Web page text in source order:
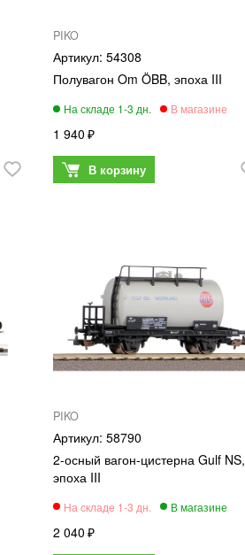
PIKO
54308
Полувагон Om ÖBB, эпоха III
1 940
PIKO
58790
2-осный вагон-цистерна Gulf NS,
эпоха III
2 040